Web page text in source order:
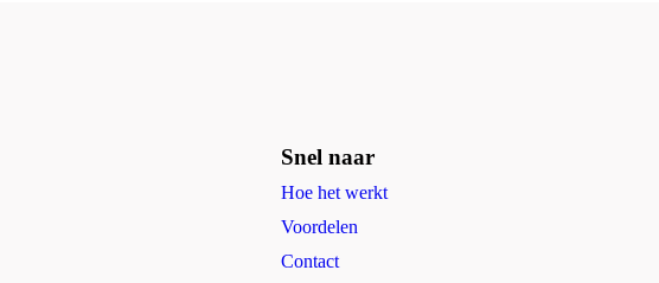
Snel naar
Hoe het werkt
Voordelen
Contact